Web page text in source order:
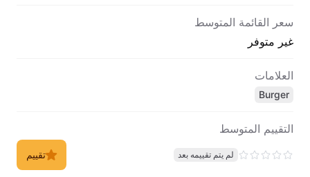
سعر القائمة المتوسط
غير متوفر
العلامات
Burger
التقييم المتوسط
لم يتم تقييمه بعد تقييم